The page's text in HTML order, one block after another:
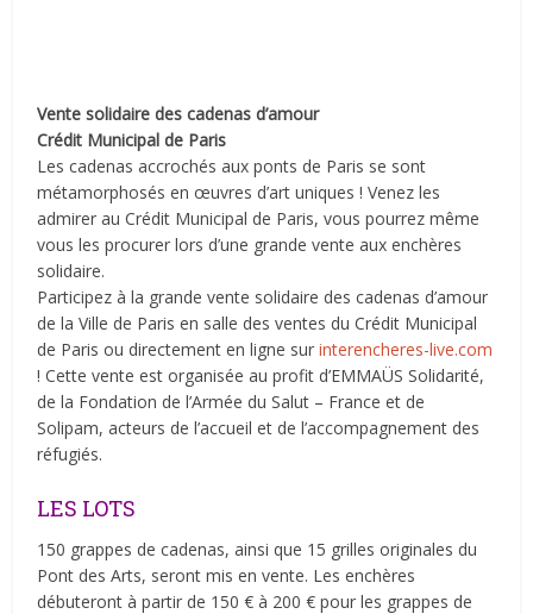
Vente solidaire des cadenas d’amour
Crédit Municipal de Paris
Les cadenas accrochés aux ponts de Paris se sont
métamorphosés en œuvres d’art uniques ! Venez les
admirer au Crédit Municipal de Paris, vous pourrez même
vous les procurer lors d’une grande vente aux enchères
solidaire.
Participez à la grande vente solidaire des cadenas d’amour
de la Ville de Paris en salle des ventes du Crédit Municipal
de Paris ou directement en ligne surinterencheres-live.com
! Cette vente est organisée au profit d’EMMAÜS Solidarité,
de la Fondation de l’Armée du Salut – France et de
Solipam, acteurs de l’accueil et de l’accompagnement des
réfugiés.
LES LOTS
150 grappes de cadenas, ainsi que 15 grilles originales du
Pont des Arts, seront mis en vente. Les enchères
débuteront à partir de 150 € à 200 € pour les grappes de